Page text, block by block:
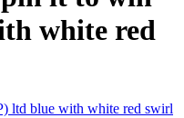
white red